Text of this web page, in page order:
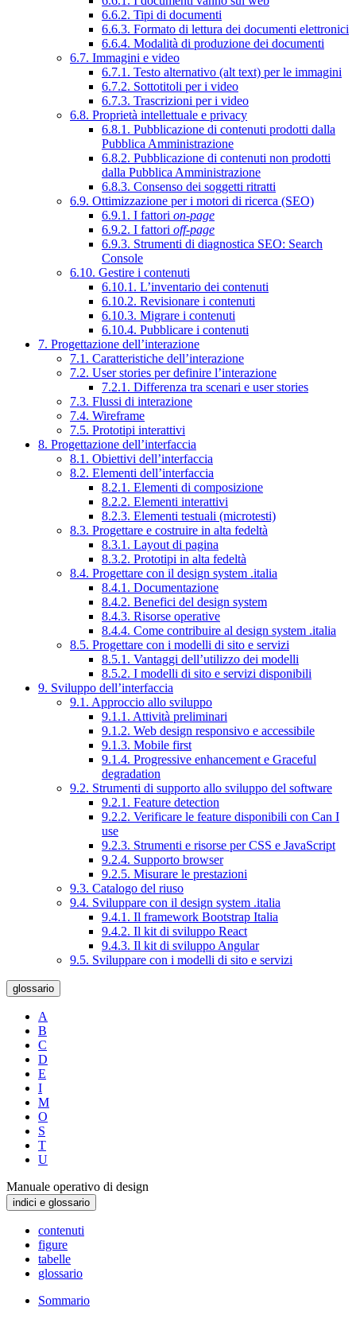
6.6.2. Tipi di documenti
6.6.3. Formato di lettura dei documenti elettronici
6.6.4. Modalità di produzione dei documenti
6.7. Immagini e video
6.7.1. Testo alternativo (alt text) per le immagini
6.7.2. Sottotitoli per i video
6.7.3. Trascrizioni per i video
6.8. Proprietà intellettuale e privacy
6.8.1. Pubblicazione di contenuti prodotti dalla
Pubblica Amministrazione
6.8.2. Pubblicazione di contenuti non prodotti
dalla Pubblica Amministrazione
6.8.3. Consenso dei soggetti ritratti
6.9. Ottimizzazione per i motori di ricerca (SEO)
6.9.1. I fattori on-page
6.9.2. I fattori off-page
6.9.3. Strumenti di diagnostica SEO: Search
Console
6.10. Gestire i contenuti
6.10.1. L’inventario dei contenuti
6.10.2. Revisionare i contenuti
6.10.3. Migrare i contenuti
6.10.4. Pubblicare i contenuti
7. Progettazione dell’interazione
7.1. Caratteristiche dell’interazione
7.2. User stories per definire l’interazione
7.2.1. Differenza tra scenari e user stories
7.3. Flussi di interazione
7.4. Wireframe
7.5. Prototipi interattivi
8. Progettazione dell’interfaccia
8.1. Obiettivi dell’interfaccia
8.2. Elementi dell’interfaccia
8.2.1. Elementi di composizione
8.2.2. Elementi interattivi
8.2.3. Elementi testuali (microtesti)
8.3. Progettare e costruire in alta fedeltà
8.3.1. Layout di pagina
8.3.2. Prototipi in alta fedeltà
8.4. Progettare con il design system .italia
8.4.1. Documentazione
8.4.2. Benefici del design system
8.4.3. Risorse operative
8.4.4. Come contribuire al design system .italia
8.5. Progettare con i modelli di sito e servizi
8.5.1. Vantaggi dell’utilizzo dei modelli
8.5.2. I modelli di sito e servizi disponibili
9. Sviluppo dell’interfaccia
9.1. Approccio allo sviluppo
9.1.1. Attività preliminari
9.1.2. Web design responsivo e accessibile
9.1.3. Mobile first
9.1.4. Progressive enhancement e Graceful
degradation
9.2. Strumenti di supporto allo sviluppo del software
9.2.1. Feature detection
9.2.2. Verificare le feature disponibili con Can I
use
9.2.3. Strumenti e risorse per CSS e JavaScript
9.2.4. Supporto browser
9.2.5. Misurare le prestazioni
9.3. Catalogo del riuso
9.4. Sviluppare con il design system .italia
9.4.1. Il framework Bootstrap Italia
9.4.2. Il kit di sviluppo React
9.4.3. Il kit di sviluppo Angular
9.5. Sviluppare con i modelli di sito e servizi
glossario
A
B
C
D
E
I
M
O
S
T
U
Manuale operativo di design
indici e glossario
contenuti
figure
tabelle
glossario
Sommario